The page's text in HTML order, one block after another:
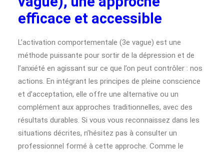
efficace et accessible
L’activation comportementale (3e vague) est une
méthode puissante pour sortir de la dépression et de
l’anxiété en agissant sur ce que l’on peut contrôler : nos
actions. En intégrant les principes de pleine conscience
et d’acceptation, elle offre une alternative ou un
complément aux approches traditionnelles, avec des
résultats durables. Si vous vous reconnaissez dans les
situations décrites, n’hésitez pas à consulter un
professionnel formé à cette approche. Comme le